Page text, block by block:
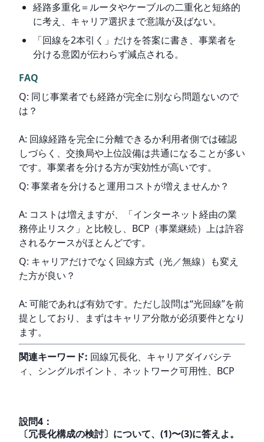
経路多重化＝ルータやケーブルの二重化と短絡的
に考え、キャリア選択まで意識が及ばない。
「回線を2本引く」だけを答案に書き、事業者を
分ける意図が伝わらず減点される。
FAQ
Q: 同じ事業者でも経路が完全に別なら問題ないので
は？
A: 回線経路を完全に分離できるか利用者側では確認
しづらく、交換局や上位設備は共通になることが多い
です。事業者を分ける方が実効性が高いです。
Q: 事業者を分けると運用コストが増えませんか？
A: コストは増えますが、「インターネット経由の業
務停止リスク」と比較し、BCP（事業継続）上は許容
されるケースがほとんどです。
Q: キャリアだけでなく回線方式（光／無線）も変え
た方が良い？
A: 可能であれば有効です。ただし設問は“光回線”を前
提としており、まずはキャリア分散が必須要件となり
ます。
関連キーワード: 回線冗長化、キャリアダイバシテ
ィ、シングルポイント、ネットワーク可用性、BCP
設問4 ：
〔冗長化構成の検討〕について、(1)〜(3)に答えよ。